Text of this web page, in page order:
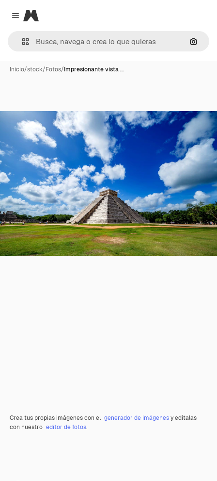
Close menu
Magnific
Inicio/stock/Fotos/Impresionante vista …
Crea tus propias imágenes con el generador de imágenesy edítalas
con nuestro editor de fotos.